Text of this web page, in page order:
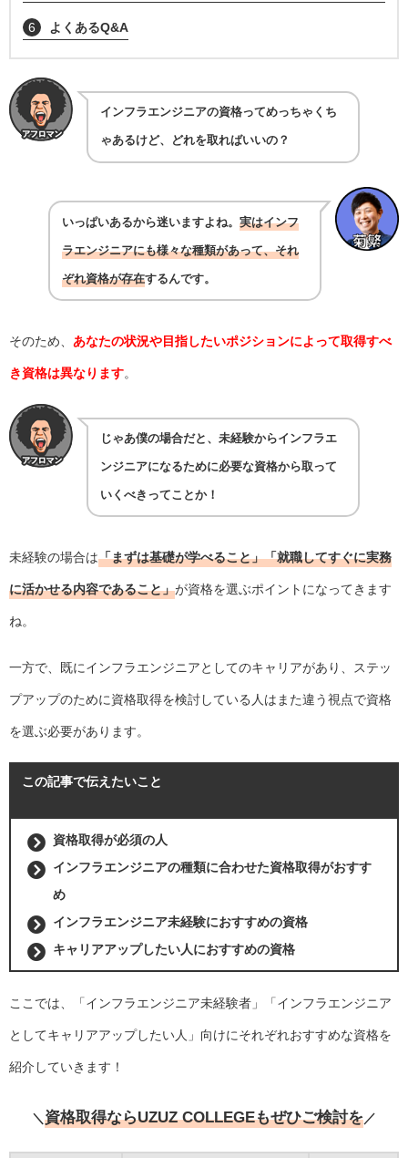
6 よくあるQ&A
インフラエンジニアの資格ってめっちゃくち
ゃあるけど、どれを取ればいいの？
いっぱいあるから迷いますよね。 実はインフ
ラエンジニアにも様々な種類があって、それ
ぞれ資格が存在するんです。
そのため、 あなたの状況や目指したいポジションによって取得すべ
き資格は異なります。
じゃあ僕の場合だと、未経験からインフラエ
ンジニアになるために必要な資格から取って
いくべきってことか！
未経験の場合は「まずは基礎が学べること」「就職してすぐに実務
に活かせる内容であること」が資格を選ぶポイントになってきます
ね。
一方で、既にインフラエンジニアとしてのキャリアがあり、ステッ
プアップのために資格取得を検討している人はまた違う視点で資格
を選ぶ必要があります。
この記事で伝えたいこと
資格取得が必須の人
インフラエンジニアの種類に合わせた資格取得がおすす
め
インフラエンジニア未経験におすすめの資格
キャリアアップしたい人におすすめの資格
ここでは、「インフラエンジニア未経験者」「インフラエンジニア
としてキャリアアップしたい人」向けにそれぞれおすすめな資格を
紹介していきます！
＼資格取得ならUZUZ COLLEGEもぜひご検討を／